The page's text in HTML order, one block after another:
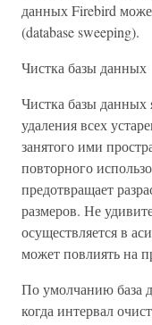
данных Firebird
(database sweeping).
Чистка базы данных
Чистка базы данных
удаления всех
занятого ими
повторного
предотвращает
размеров. Не
осуществляется в
может повлиять на
По умолчанию база
когда интервал